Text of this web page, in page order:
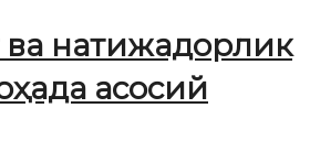
натижадорлик
асосий